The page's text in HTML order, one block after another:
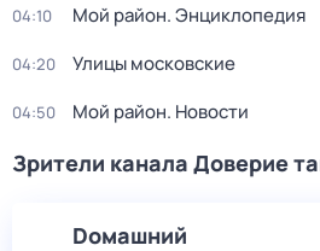
04:10 Мой район. Энциклопедия
04:20 Улицы московские
04:50 Мой район. Новости
Зрители канала Доверие
Dомашний